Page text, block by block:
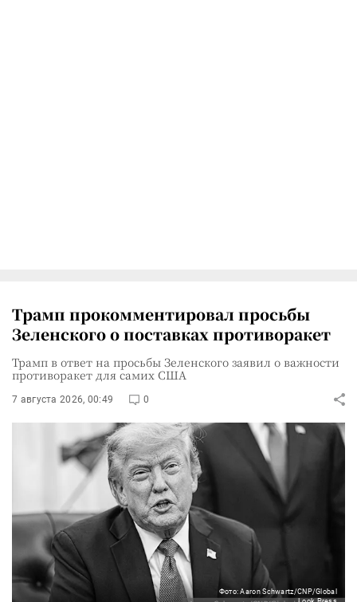
Трамп прокомментировал просьбы
Зеленского о поставках противоракет
Трамп в ответ на просьбы Зеленского заявил о важности
противоракет для самих США
7 августа 2026, 00:49 0
Фото: Aaron Schwartz/CNP/Global